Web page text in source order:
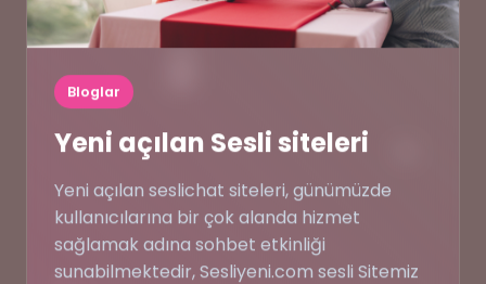
🖥️
Bloglar
Yeni açılan Sesli siteleri
Yeni açılan seslichat siteleri, günümüzde
kullanıcılarına bir çok alanda hizmet
sağlamak adına sohbet etkinliği